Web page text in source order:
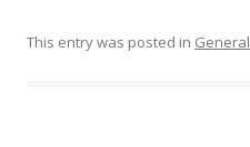
This entry was posted in General